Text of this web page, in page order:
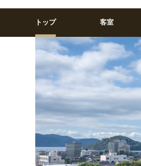
トップ 客室